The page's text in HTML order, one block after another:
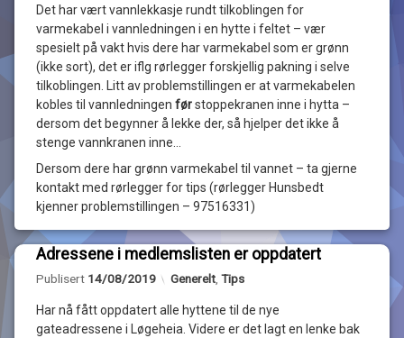
Det har vært vannlekkasje rundt tilkoblingen for
varmekabel i vannledningen i en hytte i feltet – vær
spesielt på vakt hvis dere har varmekabel som er grønn
(ikke sort), det er iflg rørlegger forskjellig pakning i selve
tilkoblingen. Litt av problemstillingen er at varmekabelen
kobles til vannledningen førstoppekranen inne i hytta –
dersom det begynner å lekke der, så hjelper det ikke å
stenge vannkranen inne…
Dersom dere har grønn varmekabel til vannet – ta gjerne
kontakt med rørlegger for tips (rørlegger Hunsbedt
kjenner problemstillingen – 97516331)
til
Tips
rørlegger
ang.
grønn
varmekabel
til
vannledning
Løgeheia
Hyttegrend
Adressene i medlemslisten er oppdatert
Publisert 14/08/2019 Oppdatert14/08/2019
Kategorier:
Generelt Tips
Har nå fått oppdatert alle hyttene til de nye
gateadressene i Løgeheia. Videre er det lagt en lenke bak
Legg
igjen
kommentar
til